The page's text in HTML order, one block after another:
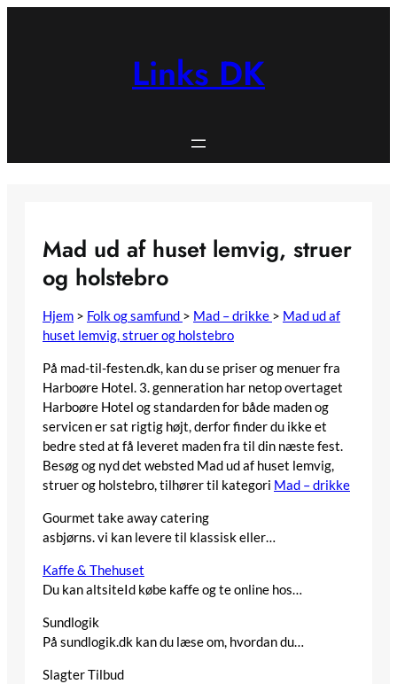
Links DK
Mad ud af huset lemvig, struer
og holstebro
Hjem > Folk og samfund > Mad – drikke > Mad ud af
huset lemvig, struer og holstebro
På mad-til-festen.dk, kan du se priser og menuer fra
Harboøre Hotel. 3. genneration har netop overtaget
Harboøre Hotel og standarden for både maden og
servicen er sat rigtig højt, derfor finder du ikke et
bedre sted at få leveret maden fra til din næste fest.
Besøg og nyd det websted Mad ud af huset lemvig,
struer og holstebro , tilhører til kategori Mad – drikke
Gourmet take away catering
asbjørns. vi kan levere til klassisk eller…
Kaffe & Thehuset
Du kan altsiteId købe kaffe og te online hos…
Sundlogik
På sundlogik.dk kan du læse om, hvordan du…
Slagter Tilbud